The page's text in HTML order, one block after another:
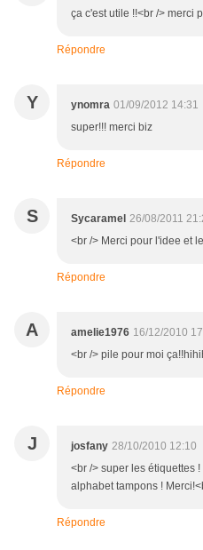
ça c'est utile !!<br /> merci
Répondre
Y ynomra 01/09/2012 14:31
super!!! merci biz
Répondre
S Sycaramel 26/08/2011
<br /> Merci pour l'idee et
Répondre
A amelie1976 16/12/2010
<br /> pile pour moi
Répondre
J josfany 28/10/2010 12:10
<br /> super les étiquettes
alphabet tampons !
Répondre